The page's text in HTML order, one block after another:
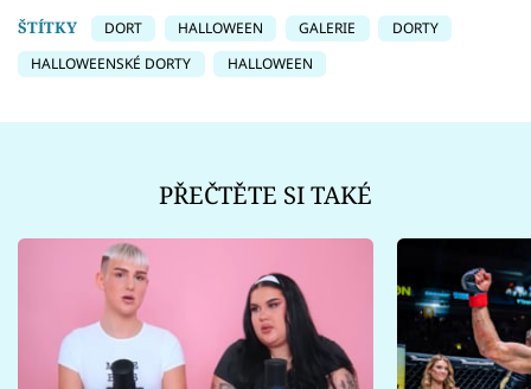
ŠTÍTKY
DORT HALLOWEEN GALERIE
DORTY
HALLOWEENSKÉ DORTY
HALLOWEEN
PŘEČTĚTE SI TAKÉ